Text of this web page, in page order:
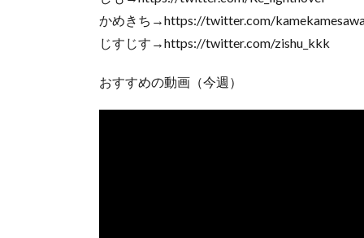
かめきち→https://twitter.com/
じすじす→https://twitter.com/zishu_kkk
おすすめの動画（今週）